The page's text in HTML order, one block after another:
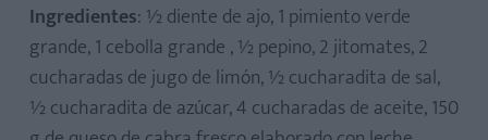
Ingredientes: ½ diente de ajo, 1 pimiento verde
grande, 1 cebolla grande , ½ pepino, 2 jitomates, 2
cucharadas de jugo de limón, ½ cucharadita de sal,
½ cucharadita de azúcar, 4 cucharadas de aceite, 150